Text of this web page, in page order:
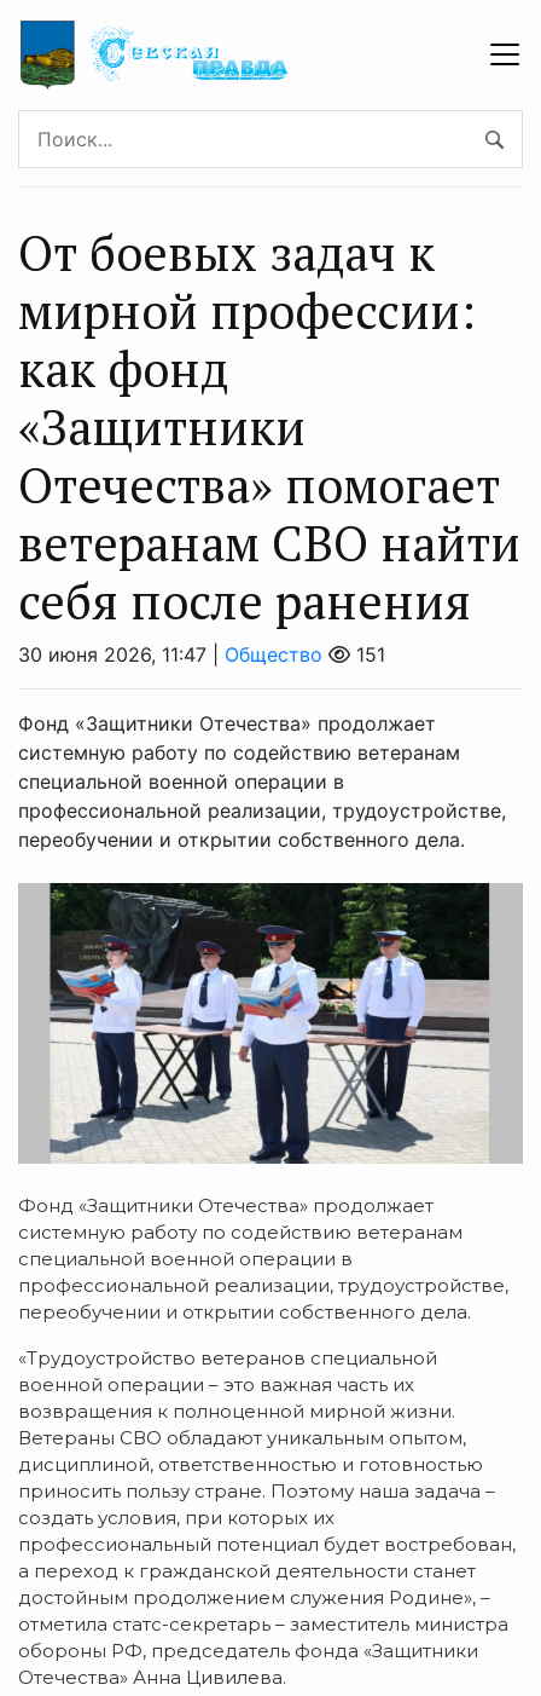
От боевых задач к
мирной профессии:
как фонд
«Защитники
Отечества» помогает
ветеранам СВО найти
себя после ранения
30 июня 2026, 11:47 | Общество 151
Фонд «Защитники Отечества» продолжает
системную работу по содействию ветеранам
специальной военной операции в
профессиональной реализации, трудоустройстве,
переобучении и открытии собственного дела.
Фонд «Защитники Отечества» продолжает
системную работу по содействию ветеранам
специальной военной операции в
профессиональной реализации, трудоустройстве,
переобучении и открытии собственного дела.
«Трудоустройство ветеранов специальной
военной операции – это важная часть их
возвращения к полноценной мирной жизни.
Ветераны СВО обладают уникальным опытом,
дисциплиной, ответственностью и готовностью
приносить пользу стране. Поэтому наша задача –
создать условия, при которых их
профессиональный потенциал будет востребован,
а переход к гражданской деятельности станет
достойным продолжением служения Родине», –
отметила статс-секретарь – заместитель министра
обороны РФ, председатель фонда «Защитники
Отечества» Анна Цивилева.